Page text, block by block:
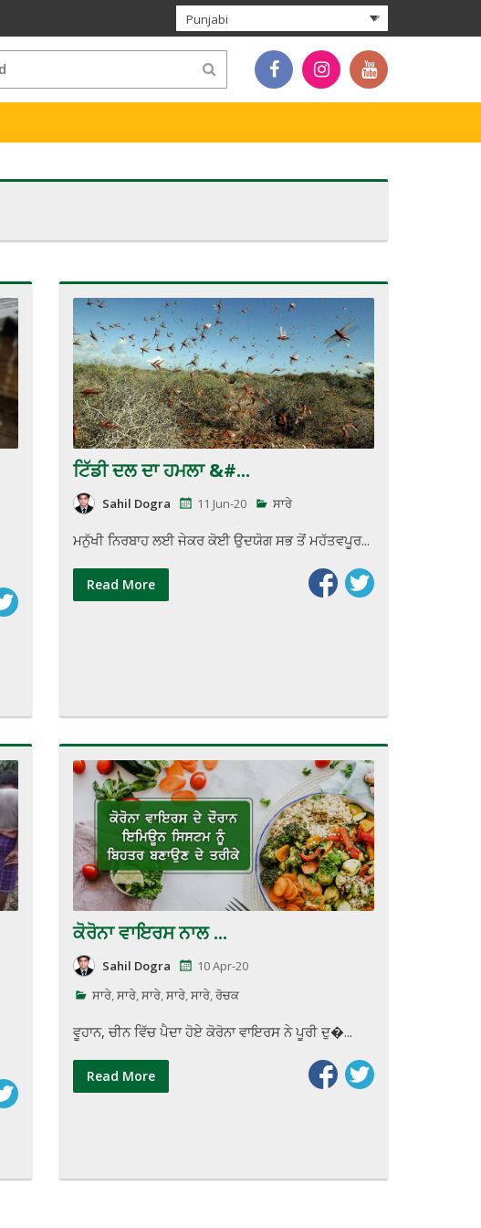
Punjabi
ਟਿੱਡੀ ਦਲ ਦਾ ਹਮਲਾ &#...
Sahil Dogra 11 Jun-20 ਸਾਰੇ
ਮਨੁੱਖੀ ਨਿਰਬਾਹ ਲਈ ਜੇਕਰ ਕੋਈ ਉਦਯੋਗ ਸਭ ਤੋਂ ਮਹੱਤਵਪੂਰ...
Read More
ਕੋਰੋਨਾ ਵਾਇਰਸ ਨਾਲ ...
Sahil Dogra
10 Apr-20
ਸਾਰੇ ਸਾਰੇ ਸਾਰੇ ਸਾਰੇ ਸਾਰੇ ਰੋਚਕ
ਵੂਹਾਨ, ਚੀਨ ਵਿੱਚ ਪੈਦਾ ਹੋਏ ਕੋਰੋਨਾ ਵਾਇਰਸ ਨੇ ਪੂਰੀ ਦੁ�...
Read More